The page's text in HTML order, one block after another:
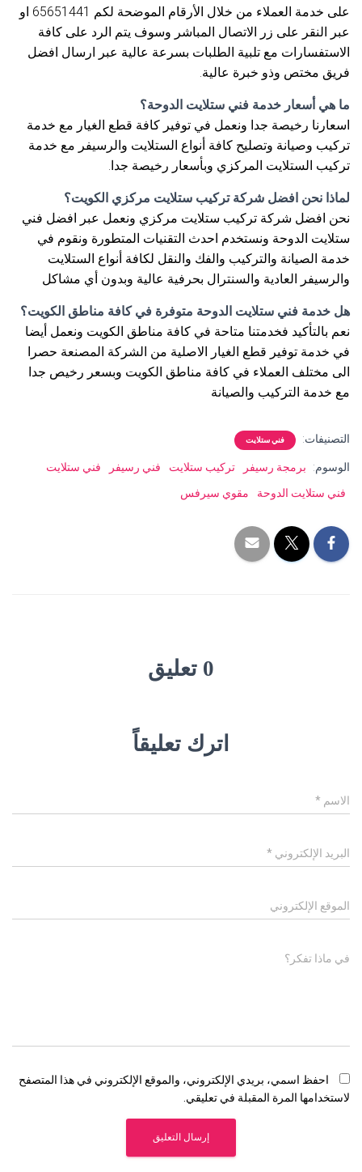
على خدمة العملاء من خلال الأرقام الموضحة لكم 65651441 او
عبر النقر على زر الاتصال المباشر وسوف يتم الرد على كافة
الاستفسارات مع تلبية الطلبات بسرعة عالية عبر ارسال افضل
فريق مختص وذو خبرة عالية.
ما هي أسعار خدمة فني ستلايت الدوحة؟
اسعارنا رخيصة جدا ونعمل في توفير كافة قطع الغيار مع خدمة
تركيب وصيانة وتصليح كافة أنواع الستلايت والرسيفر مع خدمة
تركيب الستلايت المركزي وبأسعار رخيصة جدا.
لماذا نحن افضل شركة تركيب ستلايت مركزي الكويت؟
نحن افضل شركة تركيب ستلايت مركزي ونعمل عبر افضل فني
ستلايت الدوحة ونستخدم احدث التقنيات المتطورة ونقوم في
خدمة الصيانة والتركيب والفك والنقل لكافة أنواع الستلايت
والرسيفر العادية والسنترال بحرفية عالية وبدون أي مشاكل
هل خدمة فني ستلايت الدوحة متوفرة في كافة مناطق الكويت؟
نعم بالتأكيد فخدمتنا متاحة في كافة مناطق الكويت ونعمل أيضا
في خدمة توفير قطع الغيار الاصلية من الشركة المصنعة حصرا
الى مختلف العملاء في كافة مناطق الكويت وبسعر رخيص جدا
مع خدمة التركيب والصيانة
التصنيفات: فني ستلايت
الوسوم: برمجة رسيفر تركيب ستلايت فني رسيفر
فني ستلايت
فني ستلايت الدوحة
مقوي سيرفس
0 تعليق
اترك تعليقاً
الاسم *
البريد الإلكتروني *
الموقع الإلكتروني
في ماذا تفكر؟
احفظ اسمي، بريدي الإلكتروني، والموقع الإلكتروني في هذا المتصفح
لاستخدامها المرة المقبلة في تعليقي.